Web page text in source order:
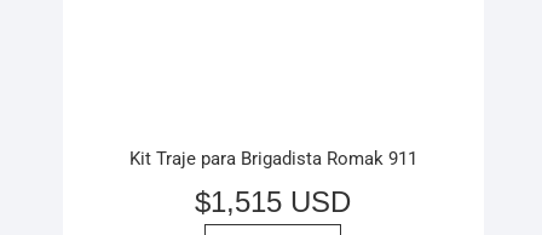
Kit Traje para Brigadista Romak 911
$1,515 USD